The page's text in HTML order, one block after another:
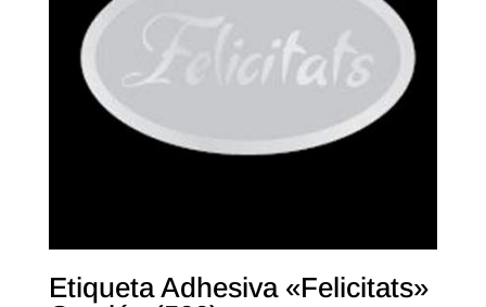
Etiqueta Adhesiva «Felicitats»